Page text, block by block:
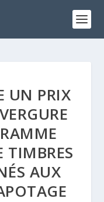
UN PRIX
TIMBRES
AUX